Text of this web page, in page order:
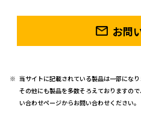
お問
当サイトに記載されている製品は一部になり
その他にも製品を多数そろえておりますの
い合わせページからお問い合わせください。